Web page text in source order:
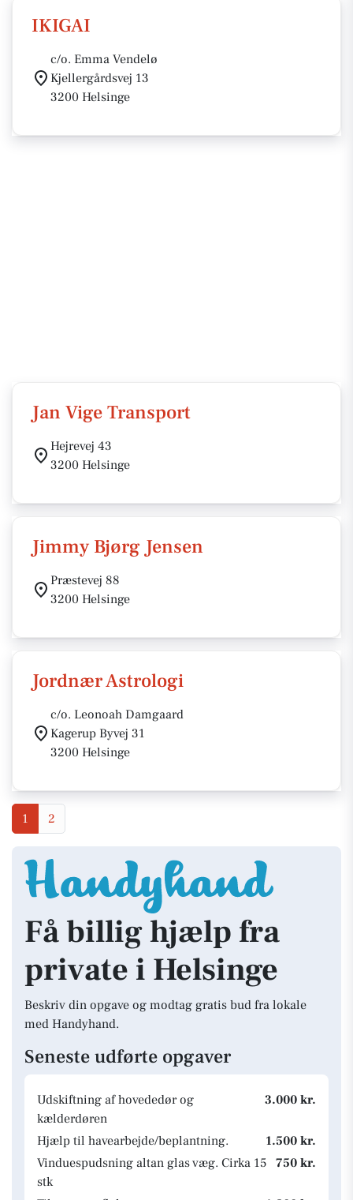
IKIGAI
c/o. Emma Vendelø
Kjellergårdsvej 13
3200 Helsinge
Jan Vige Transport
Hejrevej 43
3200 Helsinge
Jimmy Bjørg Jensen
Præstevej 88
3200 Helsinge
Jordnær Astrologi
c/o. Leonoah Damgaard
Kagerup Byvej 31
3200 Helsinge
1 2
Få billig hjælp fra
private i Helsinge
Beskriv din opgave og modtag gratis bud fra lokale
med Handyhand.
Seneste udførte opgaver
Udskiftning af hovededør og
kælderdøren
3.000 kr.
Hjælp til havearbejde/beplantning.
1.500 kr.
Vinduespudsning altan glas væg. Cirka 15
stk
750 kr.